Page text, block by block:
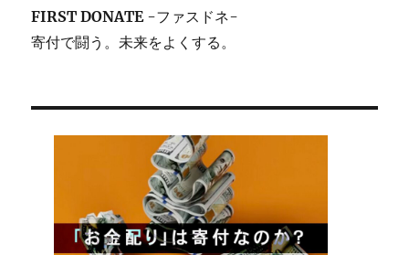
FIRST DONATE-ファスドネ-
寄付で闘う。未来をよくする。